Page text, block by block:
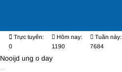
Trực tuyến:
0
Hôm nay:
1190
Tuần này:
7684
Nooijd ung o day